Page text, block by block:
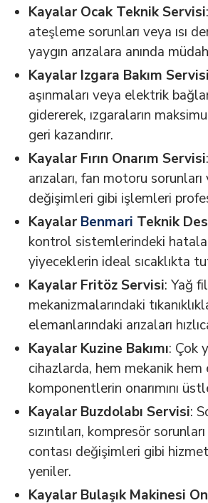
Kayalar Ocak Teknik Servisi
ateşleme sorunları veya ısı
yaygın arızalara anında
Kayalar Izgara Bakım Servisi
aşınmaları veya elektrik
gidererek, ızgaraların
geri kazandırır.
Kayalar Fırın Onarım Servisi
arızaları, fan motoru
değişimleri gibi işlemleri
KayalarBenmari Teknik
kontrol sistemlerindeki
yiyeceklerin ideal sıcaklıkta
Kayalar Fritöz Servisi: Yağ
mekanizmalarındaki
elemanlarındaki arızaları
Kayalar Kuzine Bakımı: Çok
cihazlarda, hem mekanik
komponentlerin onarımını
Kayalar Buzdolabı Servisi:
sızıntıları, kompresör
contası değişimleri gibi
yeniler.
Kayalar Bulaşık Makinesi